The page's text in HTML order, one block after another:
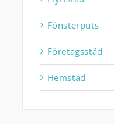
Fönsterputs
Företagsstäd
Hemstäd